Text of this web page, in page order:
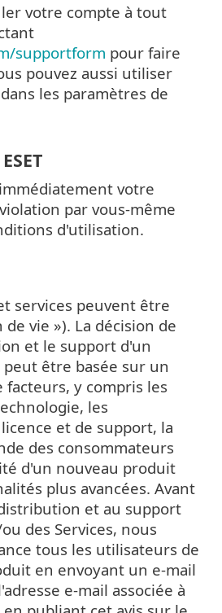
votre compte à tout
supportform pour faire
pouvez aussi utiliser
les paramètres de
votre
par vous-même
d'utilisation.
services peuvent être
vie »). La décision de
et le support d'un
être basée sur un
y compris les
les
et de support, la
des consommateurs
d'un nouveau produit
plus avancées. Avant
et au support
des Services, nous
tous les utilisateurs de
en envoyant un e-mail
e-mail associée à